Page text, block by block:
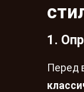
1.
Перед